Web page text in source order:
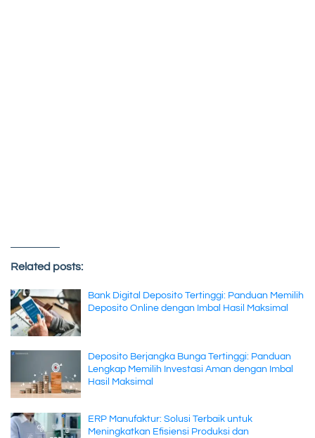
Related posts:
Bank Digital Deposito Tertinggi: Panduan Memilih
Deposito Online dengan Imbal Hasil Maksimal
Deposito Berjangka Bunga Tertinggi: Panduan
Lengkap Memilih Investasi Aman dengan Imbal
Hasil Maksimal
ERP Manufaktur: Solusi Terbaik untuk
Meningkatkan Efisiensi Produksi dan